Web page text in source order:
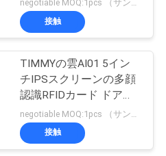
接触
TIMMYの雲AI01 5イン
チIPSスクリーンの多顔
認識RFIDカード ドアの
アクセス管理 システム
接触